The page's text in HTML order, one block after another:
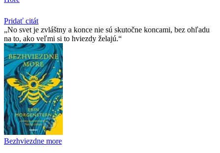
Pridať citát
No svet je zvláštny a konce nie sú skutočne koncami, bez ohľadu
na to, ako veľmi si to hviezdy želajú.
Bezhviezdne more